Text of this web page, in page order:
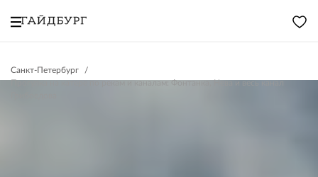
Санкт-Петербург
Прогулка на катере по рекам и каналам: Фонтанка, Нева и весь канал